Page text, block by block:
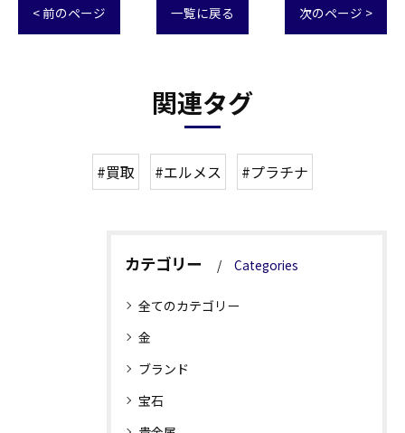
< 前のページ 一覧に戻る 次のページ >
関連タグ
#買取 #エルメス #プラチナ
カテゴリー Categories
全てのカテゴリー
金
ブランド
宝石